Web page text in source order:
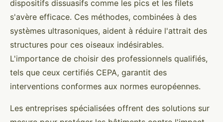
dispositifs dissuasifs comme les pics et les filets
s'avère efficace. Ces méthodes, combinées à des
systèmes ultrasoniques, aident à réduire l'attrait des
structures pour ces oiseaux indésirables.
L'importance de choisir des professionnels qualifiés,
tels que ceux certifiés CEPA, garantit des
interventions conformes aux normes européennes.
Les entreprises spécialisées offrent des solutions sur